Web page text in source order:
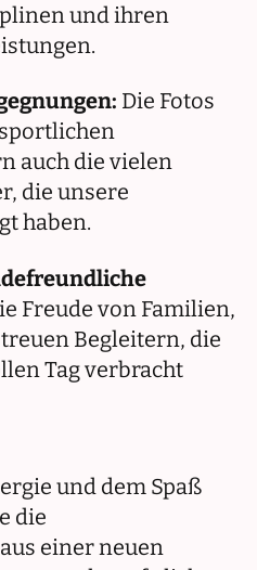
und ihren
Die Fotos
auch die vielen
die unsere
haben.
Freude von Familien,
Begleitern, die
Tag verbracht
und dem Spaß
die
einer neuen